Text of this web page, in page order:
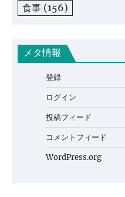
食事 (156)
メタ情報
登録
ログイン
投稿フィード
コメントフィード
WordPress.org